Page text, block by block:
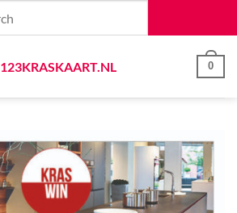
123KRASKAART.NL
0